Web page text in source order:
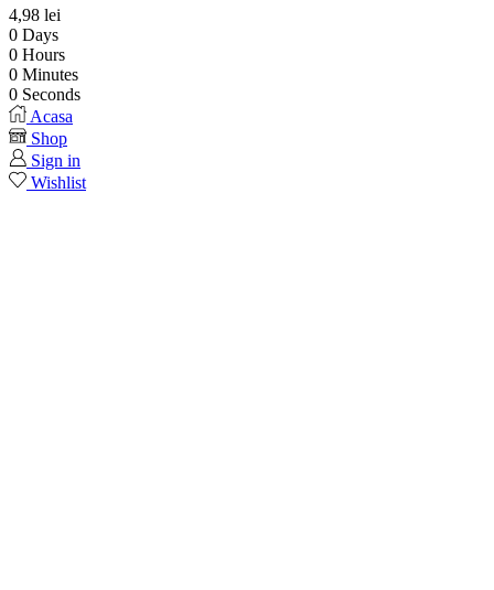
4,98 lei
0 Days
0 Hours
0 Minutes
0 Seconds
Acasa
Shop
Sign in
Wishlist